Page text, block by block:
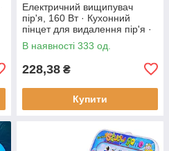
Електричний вищипувач
пір'я, 160 Вт · Кухонний
пінцет для видалення пір'я ·
Інструмент - щипці для
ощипування птиці
В наявності 333 од.
228,38 ₴
Купити